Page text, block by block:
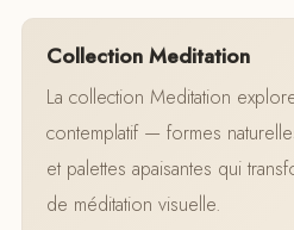
Collection Meditation
La collection Meditation
contemplatif — formes
et palettes apaisantes qui
de méditation visuelle.